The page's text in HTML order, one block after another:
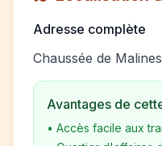
Adresse complète
Chaussée de
Avantages de
• Accès facile aux